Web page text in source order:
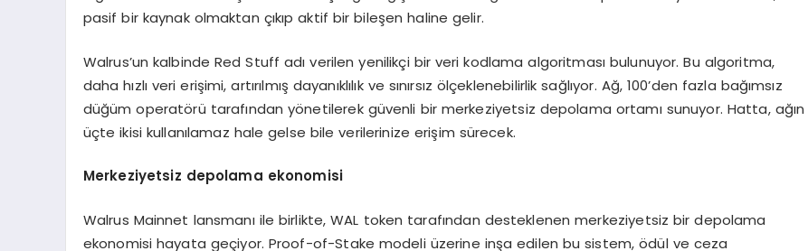
pasif bir kaynak olmaktan çıkıp aktif bir bileşen haline gelir.
Walrus’un kalbinde Red Stuff adı verilen yenilikçi bir veri kodlama algoritması bulunuyor. Bu algoritma,
daha hızlı veri erişimi, artırılmış dayanıklılık ve sınırsız ölçeklenebilirlik sağlıyor. Ağ, 100’den fazla bağımsız
düğüm operatörü tarafından yönetilerek güvenli bir merkeziyetsiz depolama ortamı sunuyor. Hatta, ağın
üçte ikisi kullanılamaz hale gelse bile verilerinize erişim sürecek.
Merkeziyetsiz depolama ekonomisi
Walrus Mainnet lansmanı ile birlikte, WAL token tarafından desteklenen merkeziyetsiz bir depolama
ekonomisi hayata geçiyor. Proof-of-Stake modeli üzerine inşa edilen bu sistem, ödül ve ceza